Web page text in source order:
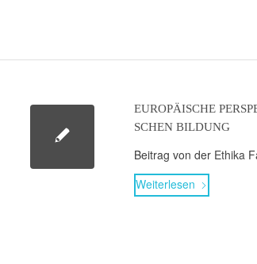
EURO­PÄI­SCHE
SCHEN BILDUNG
Beitrag von der Ethika
Weiter­lesen